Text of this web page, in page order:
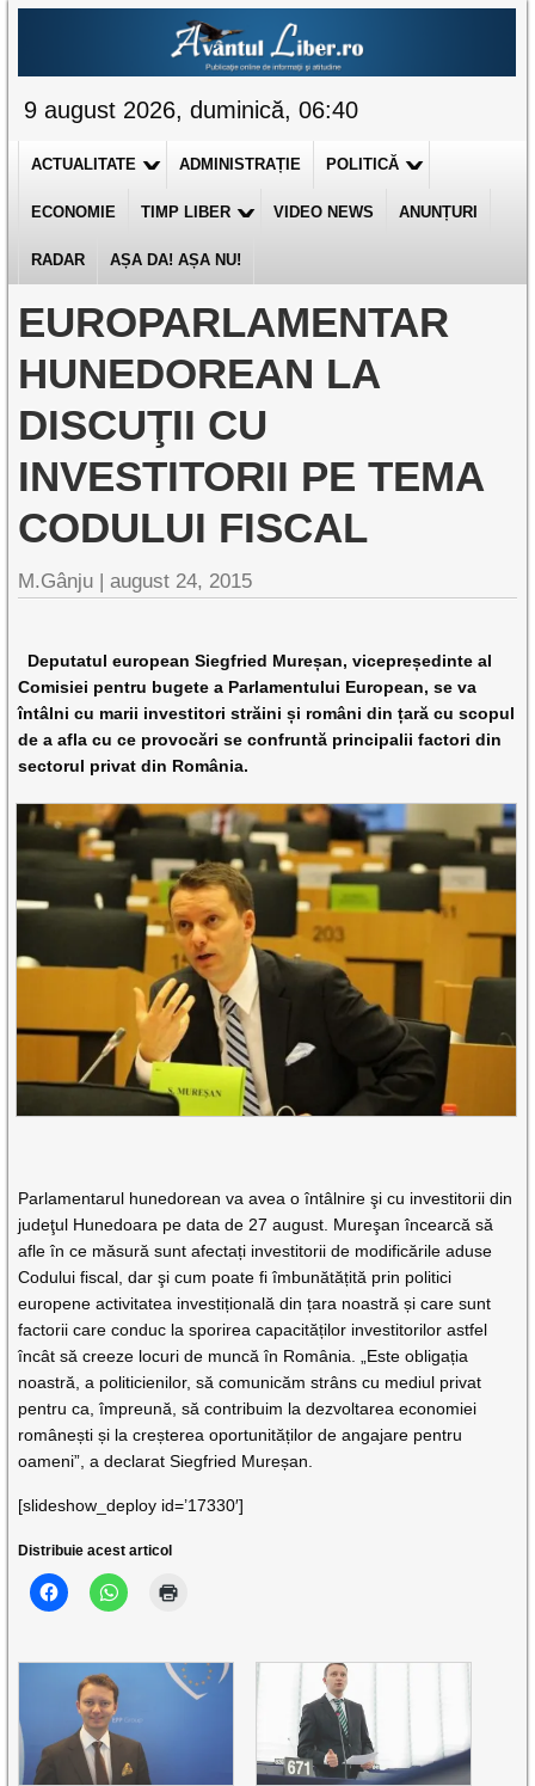
9 august 2026, duminică, 06:40
ACTUALITATE ADMINISTRAȚIE POLITICĂ
ECONOMIE TIMP LIBER VIDEO NEWS ANUNȚURI
RADAR AȘA DA! AȘA NU!
EUROPARLAMENTAR
HUNEDOREAN LA
DISCUŢII CU
INVESTITORII PE TEMA
CODULUI FISCAL
M.Gânju |august 24, 2015
Deputatul european Siegfried Mureșan, vicepreședinte al
Comisiei pentru bugete a Parlamentului European, se va
întâlni cu marii investitori străini și români din țară cu scopul
de a afla cu ce provocări se confruntă principalii factori din
sectorul privat din România.
Parlamentarul hunedorean va avea o întâlnire şi cu investitorii din
judeţul Hunedoara pe data de 27 august. Mureşan încearcă să
afle în ce măsură sunt afectați investitorii de modificările aduse
Codului fiscal, dar şi cum poate fi îmbunătățită prin politici
europene activitatea investițională din țara noastră și care sunt
factorii care conduc la sporirea capacităților investitorilor astfel
încât să creeze locuri de muncă în România. „Este obligația
noastră, a politicienilor, să comunicăm strâns cu mediul privat
pentru ca, împreună, să contribuim la dezvoltarea economiei
românești și la creșterea oportunităților de angajare pentru
oameni”, a declarat Siegfried Mureșan.
[slideshow_deploy id=’17330′]
Distribuie acest articol